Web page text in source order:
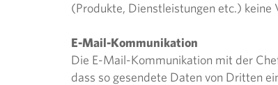
(Produkte, Dienstleistungen etc.) keine
E-Mail-Kommunikation
Die E-Mail-Kommunikation mit der
dass so gesendete Daten von Dritten